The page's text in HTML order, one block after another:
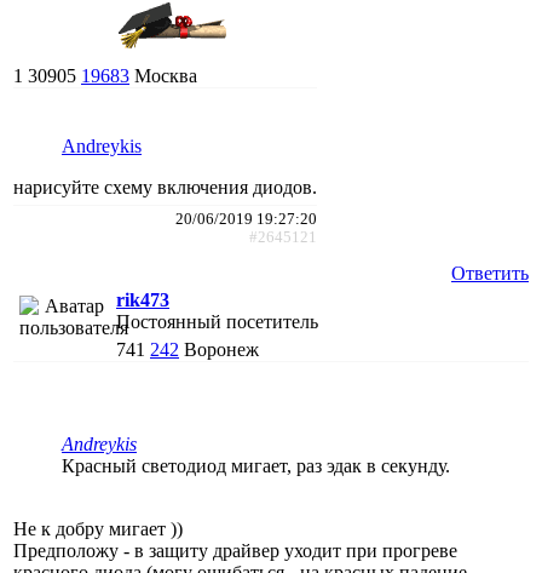
1 30905 19683 Москва
Andreykis
нарисуйте схему включения диодов.
20/06/2019 19:27:20
#2645121
Ответить
rik473
Постоянный посетитель
741 242 Воронеж
Andreykis
Красный светодиод мигает, раз эдак в секунду.
Не к добру мигает ))
Предположу - в защиту драйвер уходит при прогреве